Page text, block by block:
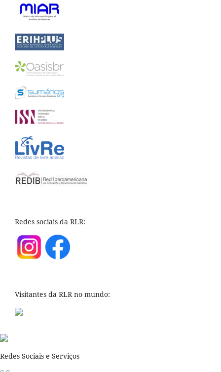
Redes sociais da RLR:
Visitantes da RLR no mundo:
Redes Sociais e Serviços